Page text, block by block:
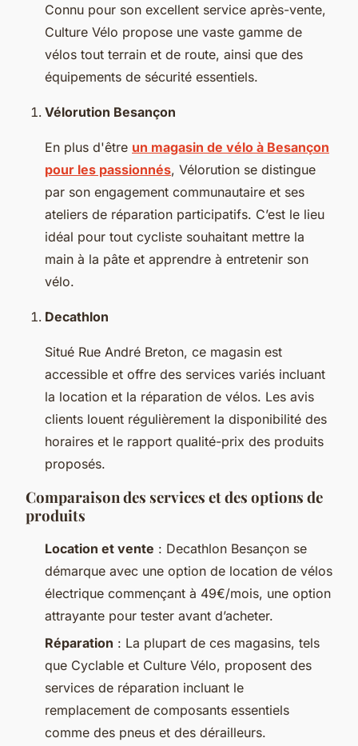
Connu pour son excellent service après-vente,
Culture Vélo propose une vaste gamme de
vélos tout terrain et de route, ainsi que des
équipements de sécurité essentiels.
Vélorution Besançon
En plus d'être un magasin de vélo à Besançon
pour les passionnés, Vélorution se distingue
par son engagement communautaire et ses
ateliers de réparation participatifs. C’est le lieu
idéal pour tout cycliste souhaitant mettre la
main à la pâte et apprendre à entretenir son
vélo.
Decathlon
Situé Rue André Breton, ce magasin est
accessible et offre des services variés incluant
la location et la réparation de vélos. Les avis
clients louent régulièrement la disponibilité des
horaires et le rapport qualité-prix des produits
proposés.
Comparaison des services et des options de
produits
Location et vente : Decathlon Besançon se
démarque avec une option de location de vélos
électrique commençant à 49€/mois, une option
attrayante pour tester avant d’acheter.
Réparation : La plupart de ces magasins, tels
que Cyclable et Culture Vélo, proposent des
services de réparation incluant le
remplacement de composants essentiels
comme des pneus et des dérailleurs.